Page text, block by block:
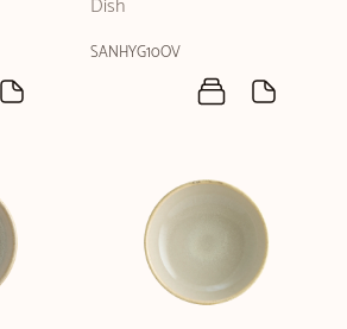
Dish
SANHYG10OV